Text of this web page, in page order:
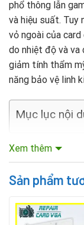
phổ thông lẫn
và hiệu suất. Tuy
vỏ ngoài của
do nhiệt độ và va
giảm tính thẩm
năng bảo vệ linh
Mục lục nội
Thay vỏ ngoài
người dùng có
Lợi ích khi
Xem thêm
Sản phẩm